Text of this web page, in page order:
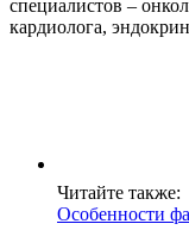
специалистов –
кардиолога,
Читайте также:
Особенности